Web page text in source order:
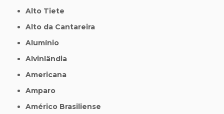
Alto Tiete
Alto da Cantareira
Alumínio
Alvinlândia
Americana
Amparo
Américo Brasiliense